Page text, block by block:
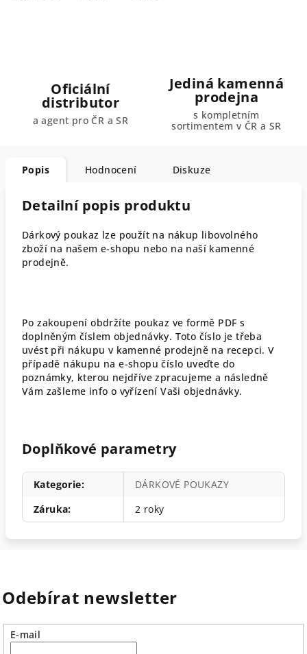
Oficiální
distributor
a agent pro ČR a SR
Jediná kamenná
prodejna
s kompletním
sortimentem v ČR a SR
Popis Hodnocení Diskuze
Detailní popis produktu
Dárkový poukaz lze použít na nákup libovolného
zboží na našem e-shopu nebo na naší kamenné
prodejně.
Po zakoupení obdržíte poukaz ve formě PDF s
doplněným číslem objednávky. Toto číslo je třeba
uvést při nákupu v kamenné prodejně na recepci. V
případě nákupu na e-shopu číslo uveďte do
poznámky, kterou nejdříve zpracujeme a následně
Vám zašleme info o vyřízení Vaši objednávky.
Doplňkové parametry
Kategorie:
DÁRKOVÉ POUKAZY
Záruka: 2 roky
Odebírat newsletter
E-mail